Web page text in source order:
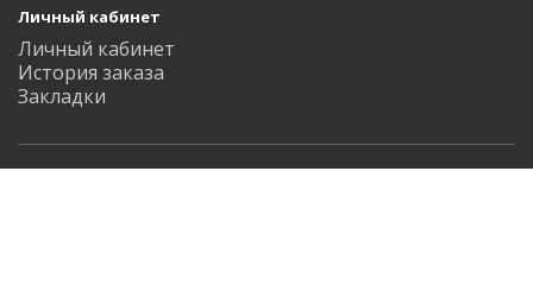
Личный кабинет
Личный кабинет
История заказа
Закладки